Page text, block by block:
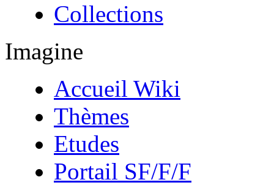
Collections
Imagine
Accueil Wiki
Thèmes
Etudes
Portail SF/F/F